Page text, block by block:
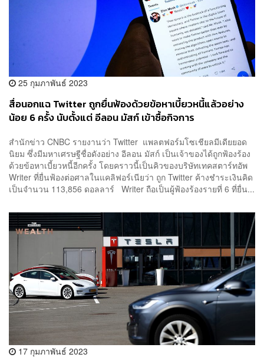
25 กุมภาพันธ์ 2023
สื่อนอกแฉ Twitter ถูกยื่นฟ้องด้วยข้อหาเบี้ยวหนี้แล้วอย่าง
น้อย 6 ครั้ง นับตั้งแต่ อีลอน มัสก์ เข้าซื้อกิจการ
สำนักข่าว CNBC รายงานว่า Twitter แพลตฟอร์มโซเชียลมีเดียยอด
นิยม ซึ่งมีมหาเศรษฐีชื่อดังอย่าง อีลอน มัสก์ เป็นเจ้าของได้ถูกฟ้องร้อง
ด้วยข้อหาเบี้ยวหนี้อีกครั้ง โดยคราวนี้เป็นคิวของบริษัทเทคสตาร์ทอัพ
Writer ที่ยื่นฟ้องต่อศาลในแคลิฟอร์เนียว่า ถูก Twitter ค้างชำระเงินคิด
เป็นจำนวน 113,856 ดอลลาร์ Writer ถือเป็นผู้ฟ้องร้องรายที่ 6 ที่ยื่น...
17 กุมภาพันธ์ 2023